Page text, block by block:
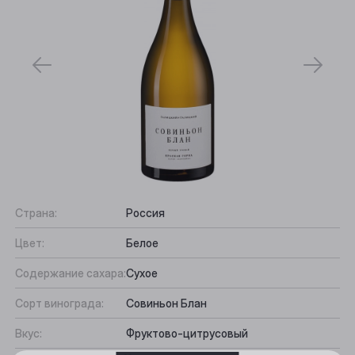
Страна: Россия
Цвет: Белое
Содержание сахара:Сухое
Сорт винограда: Совиньон Блан
Вкус: Фруктово-цитрусовый
Выберите ваш город
Анжеро-Судженск
Барнаул
Белово